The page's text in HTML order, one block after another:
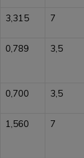
3,315 7
0,789 3,5
0,700 3,5
1,560 7